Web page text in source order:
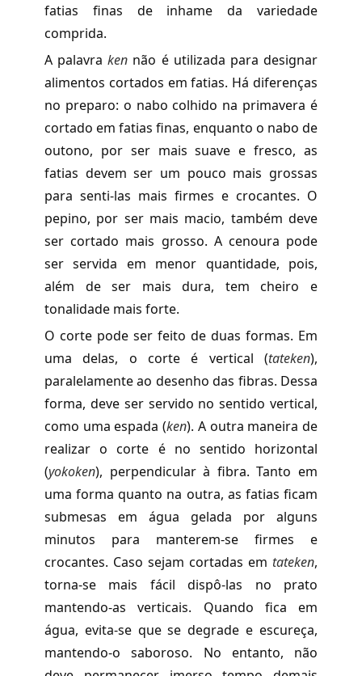
fatias finas de inhame da variedade
comprida.
A palavraken não é utilizada para designar
alimentos cortados em fatias. Há diferenças
no preparo: o nabo colhido na primavera é
cortado em fatias finas, enquanto o nabo de
outono, por ser mais suave e fresco, as
fatias devem ser um pouco mais grossas
para senti-las mais firmes e crocantes. O
pepino, por ser mais macio, também deve
ser cortado mais grosso. A cenoura pode
ser servida em menor quantidade, pois,
além de ser mais dura, tem cheiro e
tonalidade mais forte.
O corte pode ser feito de duas formas. Em
uma delas, o corte é vertical (tateken),
paralelamente ao desenho das fibras. Dessa
forma, deve ser servido no sentido vertical,
como uma espada (ken). A outra maneira de
realizar o corte é no sentido horizontal
(yokoken), perpendicular à fibra. Tanto em
uma forma quanto na outra, as fatias ficam
submesas em água gelada por alguns
minutos para manterem-se firmes e
crocantes. Caso sejam cortadas em tateken,
torna-se mais fácil dispô-las no prato
mantendo-as verticais. Quando fica em
água, evita-se que se degrade e escureça,
mantendo-o saboroso. No entanto, não